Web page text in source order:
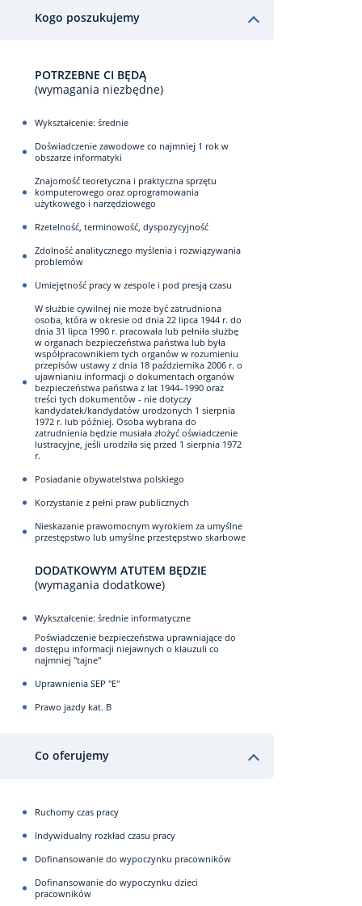
Kogo poszukujemy
POTRZEBNE CI BĘDĄ
(wymagania niezbędne)
Wykształcenie: średnie
Doświadczenie zawodowe co najmniej 1 rok w
obszarze informatyki
Znajomość teoretyczna i praktyczna sprzętu
komputerowego oraz oprogramowania
użytkowego i narzędziowego
Rzetelność, terminowość, dyspozycyjność
Zdolność analitycznego myślenia i rozwiązywania
problemów
Umiejętność pracy w zespole i pod presją czasu
W służbie cywilnej nie może być zatrudniona
osoba, która w okresie od dnia 22 lipca 1944 r. do
dnia 31 lipca 1990 r. pracowała lub pełniła służbę
w organach bezpieczeństwa państwa lub była
współpracownikiem tych organów w rozumieniu
przepisów ustawy z dnia 18 października 2006 r. o
ujawnianiu informacji o dokumentach organów
bezpieczeństwa państwa z lat 1944–1990 oraz
treści tych dokumentów - nie dotyczy
kandydatek/kandydatów urodzonych 1 sierpnia
1972 r. lub później. Osoba wybrana do
zatrudnienia będzie musiała złożyć oświadczenie
lustracyjne, jeśli urodziła się przed 1 sierpnia 1972
r.
Posiadanie obywatelstwa polskiego
Korzystanie z pełni praw publicznych
Nieskazanie prawomocnym wyrokiem za umyślne
przestępstwo lub umyślne przestępstwo skarbowe
DODATKOWYM ATUTEM BĘDZIE
(wymagania dodatkowe)
Wykształcenie: średnie informatyczne
Poświadczenie bezpieczeństwa uprawniające do
dostępu informacji niejawnych o klauzuli co
najmniej "tajne"
Uprawnienia SEP "E"
Prawo jazdy kat. B
Co oferujemy
Ruchomy czas pracy
Indywidualny rozkład czasu pracy
Dofinansowanie do wypoczynku pracowników
Dofinansowanie do wypoczynku dzieci
pracowników